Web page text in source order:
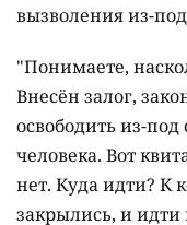
вызволения из-
"Понимаете,
Внесён залог,
освободить из-
человека. Вот
нет. Куда идти? К
закрылись, и идти